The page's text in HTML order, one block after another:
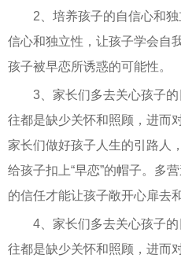
2、培养孩子的自信心和
信心和独立性，让孩子学会自
孩子被早恋所诱惑的可能性。
3、家长们多去关心孩子
往都是缺少关怀和照顾，进而
家长们做好孩子人生的引路人
给孩子扣上“早恋”的帽子。多
的信任才能让孩子敞开心扉去
4、家长们多去关心孩子
往都是缺少关怀和照顾，进而